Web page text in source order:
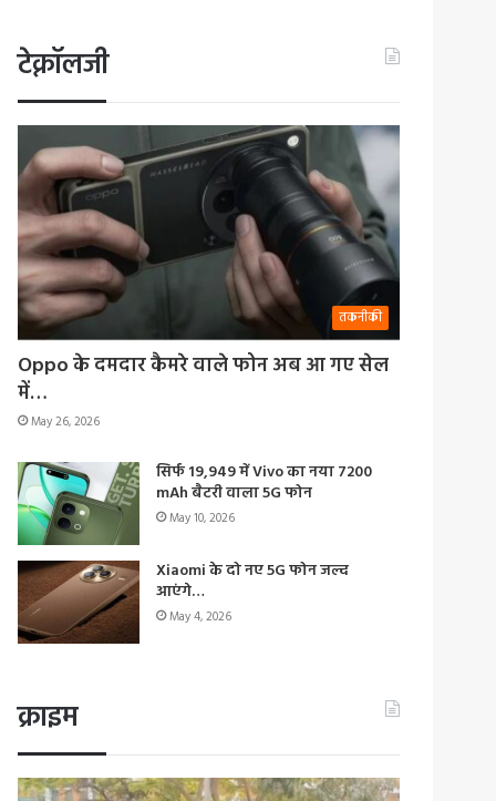
टेक्नॉलजी
तकनीकी
Oppo के दमदार कैमरे वाले फोन अब आ गए सेल
में…
May 26, 2026
सिर्फ 19,949 में Vivo का नया 7200
mAh बैटरी वाला 5G फोन
May 10, 2026
Xiaomi के दो नए 5G फोन जल्द
आएंगे…
May 4, 2026
क्राइम